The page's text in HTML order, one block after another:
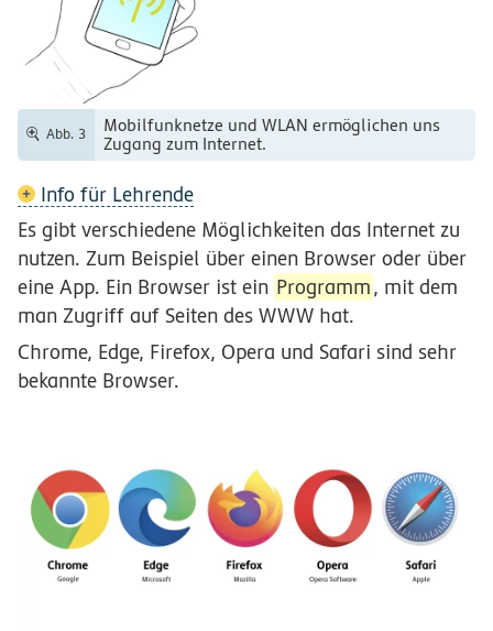
Abb. 3
Mobilfunknetze und WLAN ermöglichen uns
Zugang zum Internet.
Info für Lehrende
Es gibt verschiedene Möglichkeiten das Internet zu
nutzen. Zum Beispiel über einen Browser oder über
eine App. Ein Browser ist ein Programm, mit dem
man Zugriff auf Seiten des WWW hat.
Chrome, Edge, Firefox, Opera und Safari sind sehr
bekannte Browser.